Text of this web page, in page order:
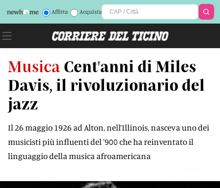
Affitta Acquista
Musica Cent'anni di Miles
Davis, il rivoluzionario del
jazz
Il 26 maggio 1926 ad Alton, nell’Illinois, nasceva uno dei
musicisti più influenti del '900 che ha reinventato il
linguaggio della musica afroamericana